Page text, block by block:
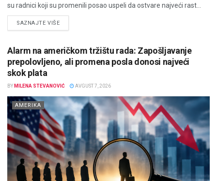
su radnici koji su promenili posao uspeli da ostvare najveći rast...
SAZNAJTE VIŠEDETAILS
Alarm na američkom tržištu rada: Zapošljavanje
prepolovljeno, ali promena posla donosi najveći
skok plata
BY MILENA STEVANOVIĆ AVGUST 7, 2026
AMERIKA